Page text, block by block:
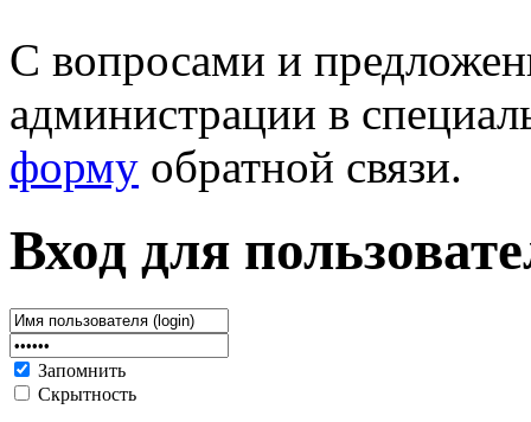
С вопросами и
администрации в
форму обратной связи.
Вход для
Запомнить
Скрытность